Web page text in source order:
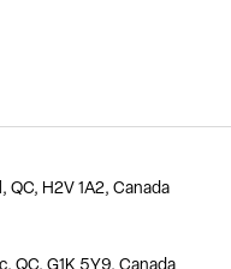
H2V 1A2, Canada
QC, G1K 5Y9, Canada